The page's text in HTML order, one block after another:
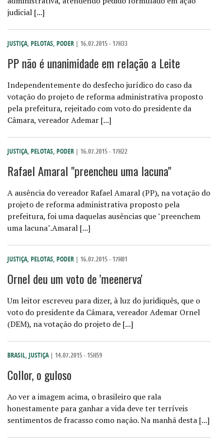
judicial [...]
JUSTIÇA, PELOTAS, PODER | 16.07.2015 - 17H33
PP não é unanimidade em relação a Leite
Independentemente do desfecho jurídico do caso da
votação do projeto de reforma administrativa proposto
pela prefeitura, rejeitado com voto do presidente da
Câmara, vereador Ademar [...]
JUSTIÇA, PELOTAS, PODER | 16.07.2015 - 17H22
Rafael Amaral "preencheu uma lacuna"
A ausência do vereador Rafael Amaral (PP), na votação do
projeto de reforma administrativa proposto pela
prefeitura, foi uma daquelas ausências que "preenchem
uma lacuna".Amaral [...]
JUSTIÇA, PELOTAS, PODER | 16.07.2015 - 17H01
Ornel deu um voto de 'meenerva'
Um leitor escreveu para dizer, à luz do juridiquês, que o
voto do presidente da Câmara, vereador Ademar Ornel
(DEM), na votação do projeto de [...]
BRASIL, JUSTIÇA | 14.07.2015 - 15H59
Collor, o guloso
Ao ver a imagem acima, o brasileiro que rala
honestamente para ganhar a vida deve ter terríveis
sentimentos de fracasso como nação. Na manhã desta [...]